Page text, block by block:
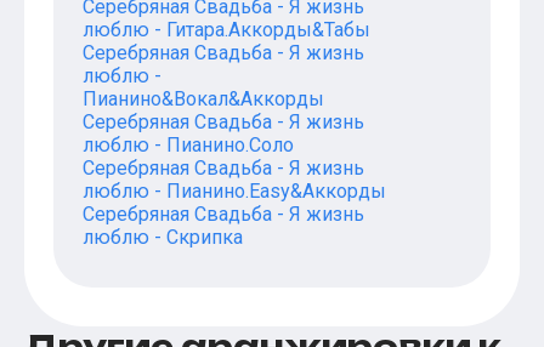
Серебряная Свадьба - Я жизнь
люблю - Гитара.Аккорды&Табы
Серебряная Свадьба - Я жизнь
люблю -
Пианино&Вокал&Аккорды
Серебряная Свадьба - Я жизнь
люблю - Пианино.Соло
Серебряная Свадьба - Я жизнь
люблю - Пианино.Easy&Аккорды
Серебряная Свадьба - Я жизнь
люблю - Скрипка